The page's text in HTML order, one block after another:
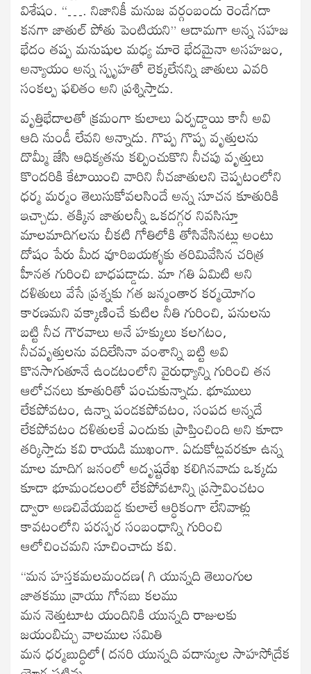
విశేషం. “…. నిజానికీ మనుజ వర్గంబందు రెండేగదా
కనగా జాతుల్ పోతు పెంటియని” ఆడామగా అన్న సహజ
భేదం తప్ప మనుషుల మధ్య మారె భేదమైనా అసహజం,
అన్యాయం అన్న స్పృహతో లెక్కలేనన్ని జాతులు ఎవరి
సంకల్ప ఫలితం అని ప్రశ్నిస్తాడు.
వృత్తిభేదాలతో క్రమంగా కులాలు ఏర్పడ్డాయి కానీ అవి
ఆది నుండీ లేవని అన్నాడు. గొప్ప గొప్ప వృత్తులను
దొమ్మీ జేసి ఆధిక్యతను కల్పించుకొని నీచపు వృత్తులు
కొందరికి కేటాయించి వారిని నీచజాతులని చెప్పటంలోని
ధర్మ మర్మం తెలుసుకోవలసిందే అన్న సూచన కూతురికి
ఇచ్చాడు. తక్కిన జాతులన్నీ ఒకదగ్గర నివసిస్తూ
మాలమాదిగలను చీకటి గోతిలోకి తోసివేసినట్లు అంటు
దోషం పేరు మీద వూరిబయళ్ళకు తరిమివేసిన చరిత్ర
హీనత గురించి బాధపడ్డాడు. మా గతి ఏమిటి అని
దళితులు వేసే ప్రశ్నకు గత జన్మంతార కర్మయోగం
కారణమని వక్కాణించే కుటిల నీతి గురించి, పనులను
బట్టి నీచ గౌరవాలు అనే హక్కులు కలగటం,
నీచవృత్తులను వదిలేసినా వంశాన్ని బట్టి అవి
కొనసాగుతూనే ఉండటంలోని వైరుధ్యాన్ని గురించి తన
ఆలోచనలు కూతురితో పంచుకున్నాడు. భూములు
లేకపోవటం, ఉన్నా పండకపోవటం, సంపద అన్నదే
లేకపోవటం దళితులకే ఎందుకు ప్రాప్తించింది అని కూడా
తర్కిస్తాడు కవి రాయడి ముఖంగా. ఏడుకోట్లవరకూ ఉన్న
మాల మాదిగ జనంలో అదృష్టరేఖ కలిగినవాడు ఒక్కడు
కూడా భూమండలంలో లేకపోవటాన్ని ప్రస్తావించటం
ద్వారా అణచివేయబడ్డ కులాలే ఆర్ధికంగా లేనివాళ్లు
కావటంలోని పరస్పర సంబంధాన్ని గురించి
ఆలోచించమని సూచించాడు కవి.
“మన హస్తకమలమందణ( గి యున్నది తెలుంగుల
జాతకము వ్రాయు గోనబు కలము
మన నెత్తుటూట యందినికి యున్నది రాజులకు
జయంబిచ్చు వాలముల సమితి
మన ధర్మబుద్ధిలో( దనరి యున్నది వదాన్యుల సాహసోద్రేక